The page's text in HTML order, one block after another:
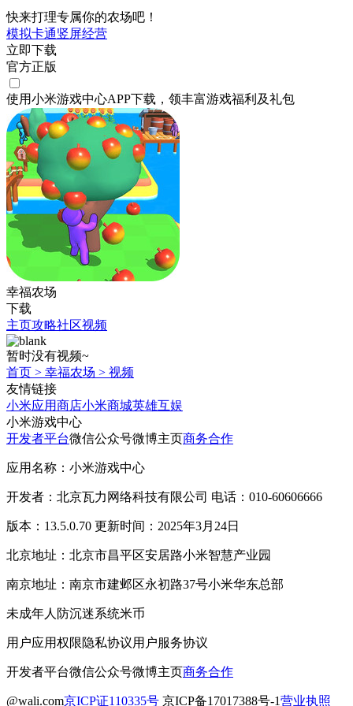
快来打理专属你的农场吧！
模拟卡通竖屏经营
立即下载
官方正版
使用小米游戏中心APP下载 ，领丰富游戏福利 及礼包
幸福农场
下载
主页攻略社区视频
暂时没有视频~
首页 > 幸福农场 > 视频
友情链接
小米应用商店小米商城英雄互娱
小米游戏中心
开发者平台微信公众号微博主页商务合作
应用名称：小米游戏中心
开发者：北京瓦力网络科技有限公司 电话：010-60606666
版本：13.5.0.70 更新时间：2025年3月24日
北京地址：北京市昌平区安居路小米智慧产业园
南京地址：南京市建邺区永初路37号小米华东总部
未成年人防沉迷系统米币
用户应用权限隐私协议用户服务协议
开发者平台微信公众号微博主页商务合作
@wali.com京ICP证110335号 京ICP备17017388号-1营业执照